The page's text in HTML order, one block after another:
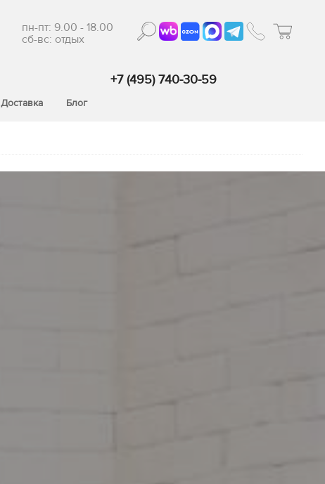
пн-пт: 9.00 - 18.00
сб-вс: отдых
Доставка Блог
+7 (495) 740-30-59